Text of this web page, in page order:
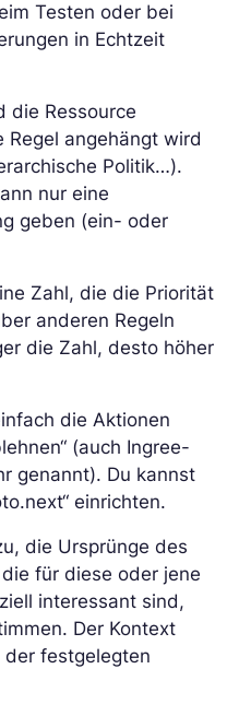
Testen oder bei
in Echtzeit
die Ressource
angehängt wird
Politik…).
nur eine
geben (ein- oder
Zahl, die die Priorität
anderen Regeln
die Zahl, desto höher
die Aktionen
(auch Ingree-
genannt). Du kannst
einrichten.
die Ursprünge des
für diese oder jene
interessant sind,
Der Kontext
festgelegten